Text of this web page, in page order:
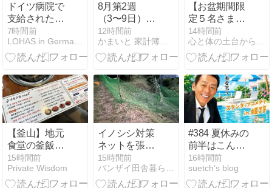
ドイツ病院で
支給されたタ
ッシェ
7時間前
LOHAS in Germany ドバイからお引越し
8月第2週
（3〜9日）の
支出
12時間前
かまいと 家計簿書こうクラブ
【お盆期間限
定５名さま】
「このままで
いいのか
な？」を整理
ットセッショ
ン
14時間前
心と体の土台から整え、本来の自分に還る暮らし
【釜山】地元
食堂の釜飯ラ
ンチ「コスル
コスル」。ジ
ンギスカンの
15時間前
Private Wisdom
イノシシ対策
ネットを張り
直し 最後に気
付いた大失敗
15時間前
バンザイ田舎暮らし - キミコの空
#384 夏休みの
前半はこんな
感じです...＜
2026/8/7～
2026/8/9＞
16時間前
suetch’s blog